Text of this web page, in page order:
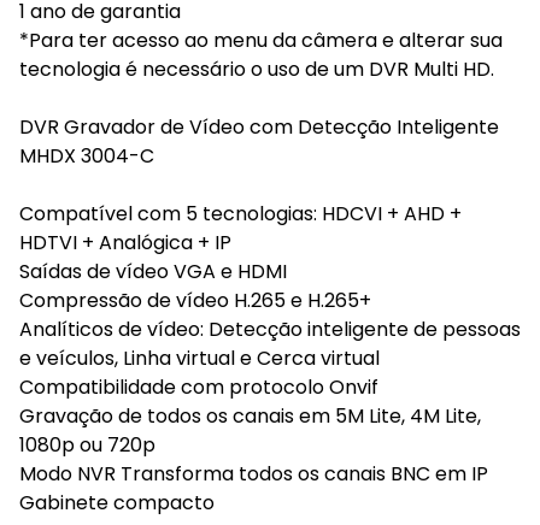
1 ano de garantia
*Para ter acesso ao menu da câmera e alterar sua
tecnologia é necessário o uso de um DVR Multi HD.
DVR Gravador de Vídeo com Detecção Inteligente
MHDX 3004-C
Compatível com 5 tecnologias: HDCVI + AHD +
HDTVI + Analógica + IP
Saídas de vídeo VGA e HDMI
Compressão de vídeo H.265 e H.265+
Analíticos de vídeo: Detecção inteligente de pessoas
e veículos, Linha virtual e Cerca virtual
Compatibilidade com protocolo Onvif
Gravação de todos os canais em 5M Lite, 4M Lite,
1080p ou 720p
Modo NVR Transforma todos os canais BNC em IP
Gabinete compacto